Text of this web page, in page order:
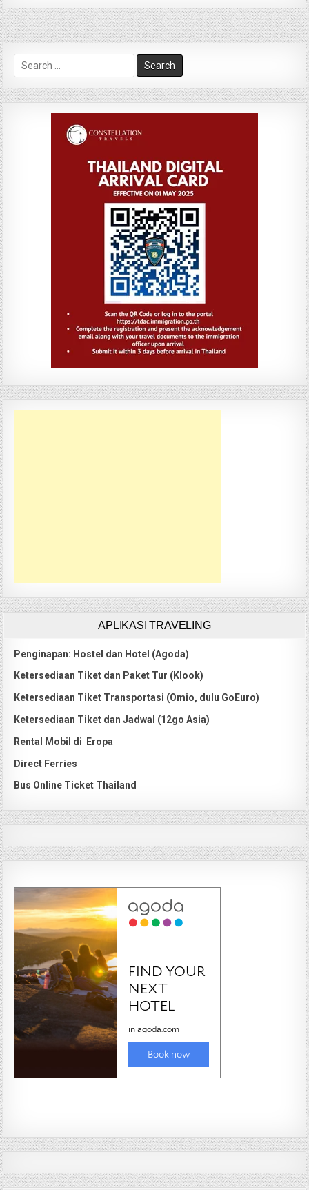
Search
for:
APLIKASI TRAVELING
Penginapan: Hostel dan Hotel (Agoda)
Ketersediaan Tiket dan Paket Tur (Klook)
Ketersediaan Tiket Transportasi (Omio, dulu GoEuro)
Ketersediaan Tiket dan Jadwal (12go Asia)
Rental Mobil di Eropa
Direct Ferries
Bus Online Ticket Thailand